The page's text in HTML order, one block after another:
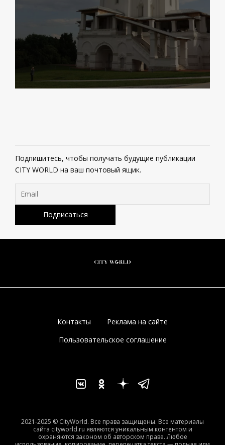
Подпишитесь, чтобы получать будущие публикации
CITY WORLD на ваш почтовый ящик.
Контакты
Реклама на сайте
Пользовательское соглашение
2021-2025 © CityWorld. Все права защищены. Все материалы
сайта cityworld.ru являются уникальным контентом и
охраняются законом об авторском праве. Любое